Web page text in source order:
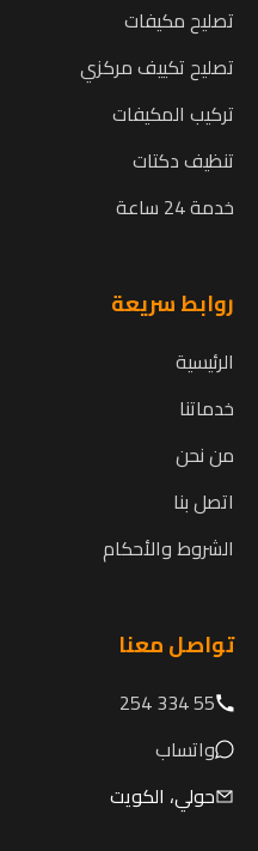
تصليح مكيفات
تصليح تكييف مركزي
تركيب المكيفات
تنظيف دكتات
خدمة 24 ساعة
روابط سريعة
الرئيسية
خدماتنا
من نحن
اتصل بنا
الشروط والأحكام
تواصل معنا
55 334 254
واتساب
حولي، الكويت